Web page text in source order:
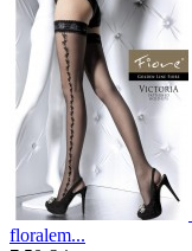
floralem...